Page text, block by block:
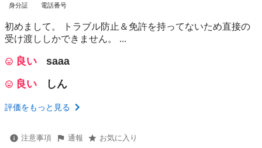
身分証 電話番号
初めまして。 トラブル防止＆免許を持ってないため直接の
受け渡ししかできません。 ...
良い
saaa
良い
しん
評価をもっと見る
注意事項 通報 お気に入り